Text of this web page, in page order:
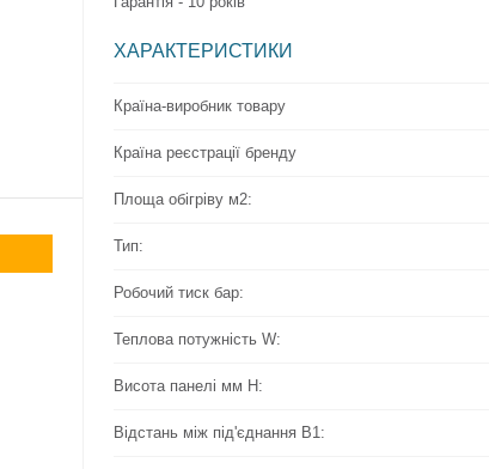
ХАРАКТЕРИСТИКИ
Країна-виробник товару
Країна реєстрації бренду
Площа обігріву м2:
Тип:
Робочий тиск бар:
Теплова потужність W:
Висота панелі мм Н:
Відстань між під'єднання B1: